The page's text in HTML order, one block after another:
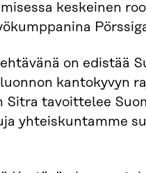
keskeinen
on edistää
kantokyvyn
Sitra tavoittelee
yhteiskuntamme